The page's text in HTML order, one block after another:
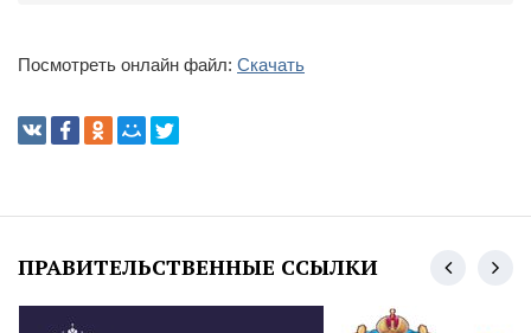
Посмотреть онлайн файл: Скачать
ПРАВИТЕЛЬСТВЕННЫЕ ССЫЛКИ